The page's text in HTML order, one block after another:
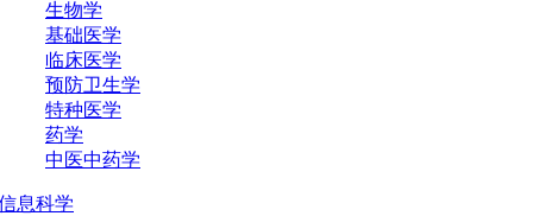
生物学
基础医学
临床医学
预防卫生学
特种医学
药学
中医中药学
息科学